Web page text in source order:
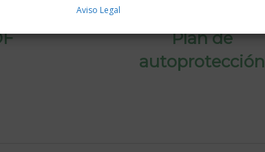
Aviso Legal
Plan de
autoprotección